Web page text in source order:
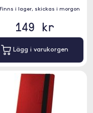
Finns i lager, skickas i morgon
149 kr
Lägg i varukorgen